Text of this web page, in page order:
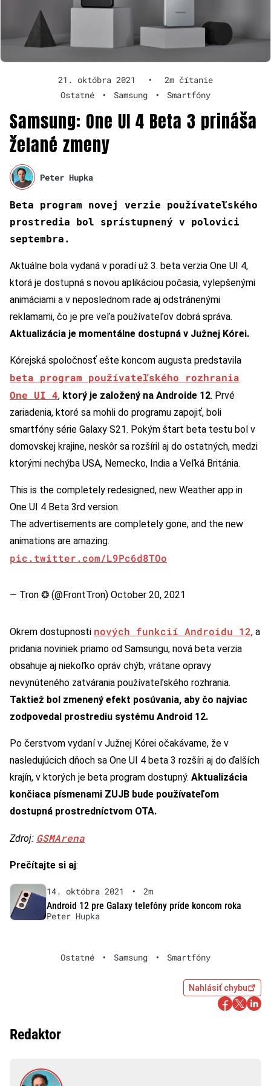
21. októbra 2021 •
2m čítanie
Ostatné
• Samsung • Smartfóny
Samsung: One UI 4 Beta 3 prináša
želané zmeny
Peter Hupka
Beta program novej verzie používateľského
prostredia bol sprístupnený v polovici
septembra.
Aktuálne bola vydaná v poradí už 3. beta verzia One UI 4,
ktorá je dostupná s novou aplikáciou počasia, vylepšenými
animáciami a v neposlednom rade aj odstránenými
reklamami, čo je pre veľa používateľov dobrá správa.
Aktualizácia je momentálne dostupná v Južnej Kórei.
Kórejská spoločnosť ešte koncom augusta predstavila
beta program používateľského rozhrania
One UI 4, ktorý je založený na Androide 12. Prvé
zariadenia, ktoré sa mohli do programu zapojiť, boli
smartfóny série Galaxy S21. Pokým štart beta testu bol v
domovskej krajine, neskôr sa rozšíril aj do ostatných, medzi
ktorými nechýba USA, Nemecko, India a Veľká Británia.
This is the completely redesigned, new Weather app in
One UI 4 Beta 3rd version.
The advertisements are completely gone, and the new
animations are amazing.
pic.twitter.com/L9Pc6d8TOo
— Tron ❂ (@FrontTron) October 20, 2021
Okrem dostupnosti nových funkcií Androidu 12, a
pridania noviniek priamo od Samsungu, nová beta verzia
obsahuje aj niekoľko opráv chýb, vrátane opravy
nevynúteného zatvárania používateľského rozhrania.
Taktiež bol zmenený efekt posúvania, aby čo najviac
zodpovedal prostrediu systému Android 12.
Po čerstvom vydaní v Južnej Kórei očakávame, že v
nasledujúcich dňoch sa One UI 4 beta 3 rozšíri aj do ďalších
krajín, v ktorých je beta program dostupný. Aktualizácia
končiaca písmenami ZUJB bude používateľom
dostupná prostredníctvom OTA.
Zdroj: GSMArena
Prečítajte si aj:
14. októbra 2021 •
2m
Android 12 pre Galaxy telefóny príde koncom roka
Peter Hupka
Ostatné • Samsung • Smartfóny
Nahlásiť chybu
Redaktor